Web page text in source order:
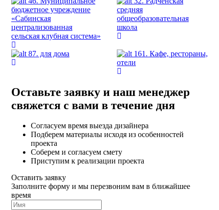
бюджетное учреждение
«Сабинская
централизованная
сельская клубная система»
средняя
общеобразовательная
школа
87. для дома
161. Кафе, рестораны,
отели
Оставьте заявку и наш менеджер
свяжется с вами в течение дня
Согласуем время выезда дизайнера
Подберем материалы исходя из особенностей
проекта
Соберем и согласуем смету
Приступим к реализации проекта
Оставить заявку
Заполните форму и мы перезвоним вам в ближайшее
время